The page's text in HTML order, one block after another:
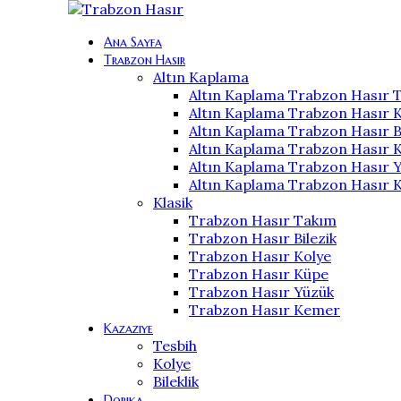
Ana Sayfa
Trabzon Hasır
Altın Kaplama
Altın Kaplama Trabzon Hasır
Altın Kaplama Trabzon Hasır
Altın Kaplama Trabzon Hasır
Altın Kaplama Trabzon Hasır
Altın Kaplama Trabzon Hasır
Altın Kaplama Trabzon Hasır
Klasik
Trabzon Hasır Takım
Trabzon Hasır Bilezik
Trabzon Hasır Kolye
Trabzon Hasır Küpe
Trabzon Hasır Yüzük
Trabzon Hasır Kemer
Kazaziye
Tesbih
Kolye
Bileklik